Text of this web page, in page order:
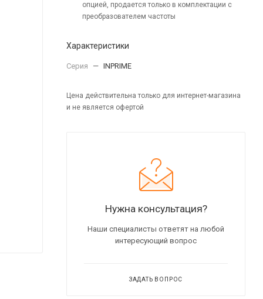
опцией, продается только в комплектации с
преобразователем частоты
Характеристики
Серия — INPRIME
Цена действительна только для интернет-магазина
и не является офертой
Нужна консультация?
Наши специалисты ответят на любой
интересующий вопрос
ЗАДАТЬ ВОПРОС